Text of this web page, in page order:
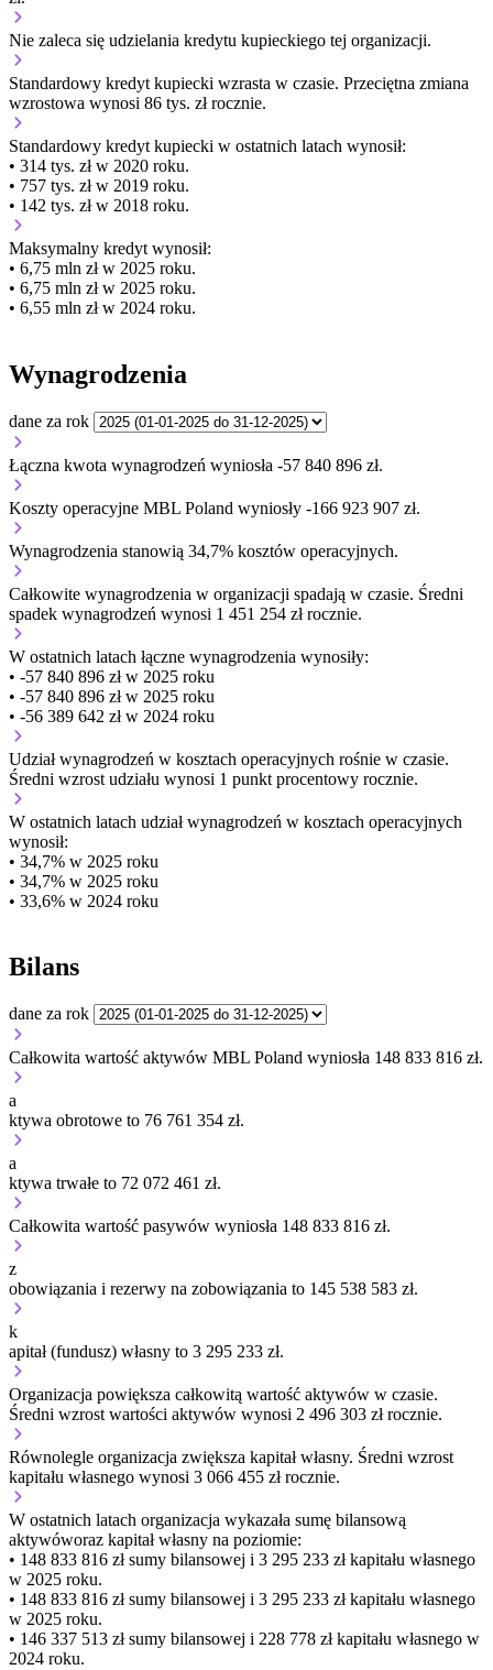
Nie zaleca się udzielania kredytu kupieckiego tej organizacji.
Standardowy kredyt kupiecki wzrasta w czasie. Przeciętna zmiana
wzrostowa wynosi 86 tys. zł rocznie.
Standardowy kredyt kupiecki w ostatnich latach wynosił:
• 314 tys. zł w 2020 roku.
• 757 tys. zł w 2019 roku.
• 142 tys. zł w 2018 roku.
Maksymalny kredyt wynosił:
• 6,75 mln zł w 2025 roku.
• 6,75 mln zł w 2025 roku.
• 6,55 mln zł w 2024 roku.
Wynagrodzenia
dane za rok
Łączna kwota wynagrodzeń wyniosła -57 840 896 zł.
Koszty operacyjne MBL Poland wyniosły -166 923 907 zł.
Wynagrodzenia stanowią 34,7% kosztów operacyjnych.
Całkowite wynagrodzenia w organizacji spadają w czasie. Średni
spadek wynagrodzeń wynosi 1 451 254 zł rocznie.
W ostatnich latach łączne wynagrodzenia wynosiły:
• -57 840 896 zł w 2025 roku
• -57 840 896 zł w 2025 roku
• -56 389 642 zł w 2024 roku
Udział wynagrodzeń w kosztach operacyjnych rośnie w czasie.
Średni wzrost udziału wynosi 1 punkt procentowy rocznie.
W ostatnich latach udział wynagrodzeń w kosztach operacyjnych
wynosił:
• 34,7% w 2025 roku
• 34,7% w 2025 roku
• 33,6% w 2024 roku
Bilans
dane za rok
Całkowita wartość aktywów MBL Poland wyniosła 148 833 816 zł.
a
ktywa obrotowe to 76 761 354 zł.
a
ktywa trwałe to 72 072 461 zł.
Całkowita wartość pasywów wyniosła 148 833 816 zł.
z
obowiązania i rezerwy na zobowiązania to 145 538 583 zł.
k
apitał (fundusz) własny to 3 295 233 zł.
Organizacja powiększa całkowitą wartość aktywów w czasie.
Średni wzrost wartości aktywów wynosi 2 496 303 zł rocznie.
Równolegle organizacja zwiększa kapitał własny. Średni wzrost
kapitału własnego wynosi 3 066 455 zł rocznie.
W ostatnich latach organizacja wykazała sumę bilansową
aktywóworaz kapitał własny na poziomie:
• 148 833 816 złsumy bilansowej i 3 295 233 zł kapitału własnego
w 2025 roku.
• 148 833 816 złsumy bilansowej i 3 295 233 zł kapitału własnego
w 2025 roku.
• 146 337 513 złsumy bilansowej i 228 778 zł kapitału własnego w
2024 roku.